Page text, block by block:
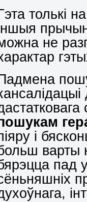
толькі
не
і
варты
пад